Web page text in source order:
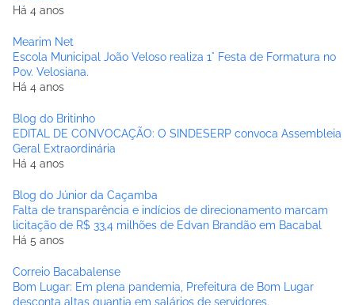
Há 4 anos
Mearim Net
Escola Municipal João Veloso realiza 1° Festa de Formatura no
Pov. Velosiana.
Há 4 anos
Blog do Britinho
EDITAL DE CONVOCAÇÃO: O SINDESERP convoca Assembleia
Geral Extraordinária
Há 4 anos
Blog do Júnior da Caçamba
Falta de transparência e indícios de direcionamento marcam
licitação de R$ 33,4 milhões de Edvan Brandão em Bacabal
Há 5 anos
Correio Bacabalense
Bom Lugar: Em plena pandemia, Prefeitura de Bom Lugar
desconta altas quantia em salários de servidores.